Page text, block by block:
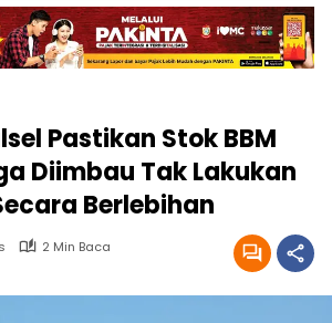
Pastikan Stok BBM
Diimbau Tak Lakukan
Berlebihan
2 Min Baca